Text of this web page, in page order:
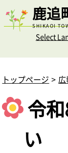
鹿追
SHIKAOI
Select
トップページ
令
い